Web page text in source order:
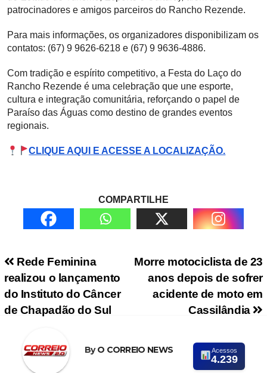
patrocinadores e amigos parceiros do Rancho Rezende.
Para mais informações, os organizadores disponibilizam os
contatos: (67) 9 9626-6218 e (67) 9 9636-4886.
Com tradição e espírito competitivo, a Festa do Laço do
Rancho Rezende é uma celebração que une esporte,
cultura e integração comunitária, reforçando o papel de
Paraíso das Águas como destino de grandes eventos
regionais.
CLIQUE AQUI E ACESSE A LOCALIZAÇÃO.
COMPARTILHE
Navegação de PostMorre motociclista de 23
anos depois de sofrer
acidente de moto em
Cassilândia
Rede Feminina
realizou o lançamento
do Instituto do Câncer
de Chapadão do Sul
ByO CORREIO NEWS Acessos
4.239